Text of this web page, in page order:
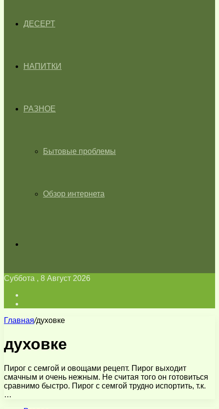
ДЕСЕРТ
НАПИТКИ
РАЗНОЕ
Бытовые проблемы
Обзор интернета
Суббота , 8 Август 2026
Главная/духовке
духовке
Пирог с семгой и овощами рецепт. Пирог выходит
смачным и очень нежным. Не считая того он готовиться
сравнимо быстро. Пирог с семгой трудно испортить, т.к.
…